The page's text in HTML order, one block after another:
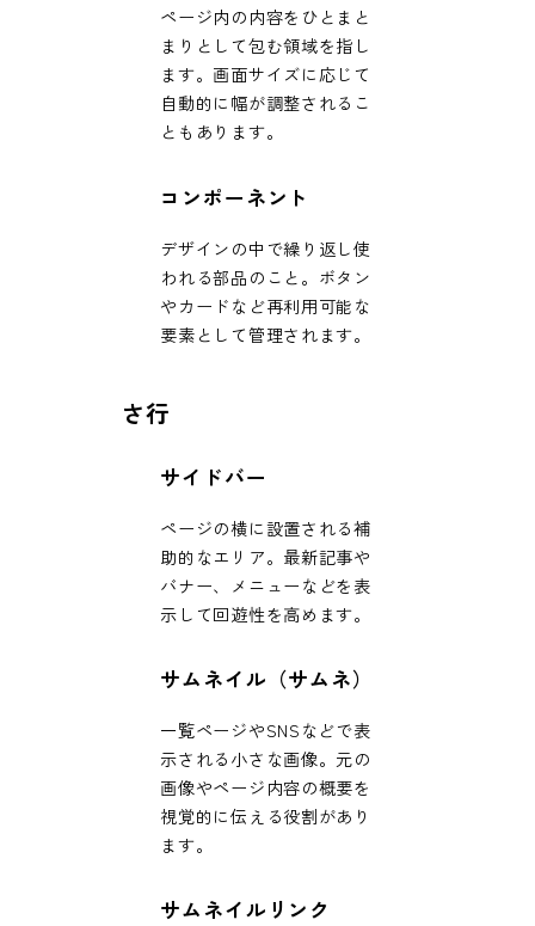
ページ内の内容をひとまと
まりとして包む領域を指し
ます。画面サイズに応じて
自動的に幅が調整されるこ
ともあります。
コンポーネント
デザインの中で繰り返し使
われる部品のこと。ボタン
やカードなど再利用可能な
要素として管理されます。
さ行
サイドバー
ページの横に設置される補
助的なエリア。最新記事や
バナー、メニューなどを表
示して回遊性を高めます。
サムネイル（サムネ）
一覧ページやSNSなどで表
示される小さな画像。元の
画像やページ内容の概要を
視覚的に伝える役割があり
ます。
サムネイルリンク